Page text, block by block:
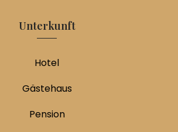
Unterkunft
Hotel
Gästehaus
Pension